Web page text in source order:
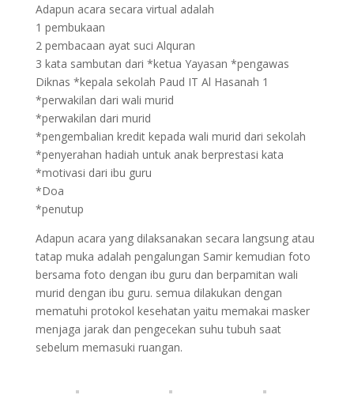
Adapun acara secara virtual adalah
1 pembukaan
2 pembacaan ayat suci Alquran
3 kata sambutan dari *ketua Yayasan *pengawas
Diknas *kepala sekolah Paud IT Al Hasanah 1
*perwakilan dari wali murid
*perwakilan dari murid
*pengembalian kredit kepada wali murid dari sekolah
*penyerahan hadiah untuk anak berprestasi kata
*motivasi dari ibu guru
*Doa
*penutup
Adapun acara yang dilaksanakan secara langsung atau
tatap muka adalah pengalungan Samir kemudian foto
bersama foto dengan ibu guru dan berpamitan wali
murid dengan ibu guru. semua dilakukan dengan
mematuhi protokol kesehatan yaitu memakai masker
menjaga jarak dan pengecekan suhu tubuh saat
sebelum memasuki ruangan.